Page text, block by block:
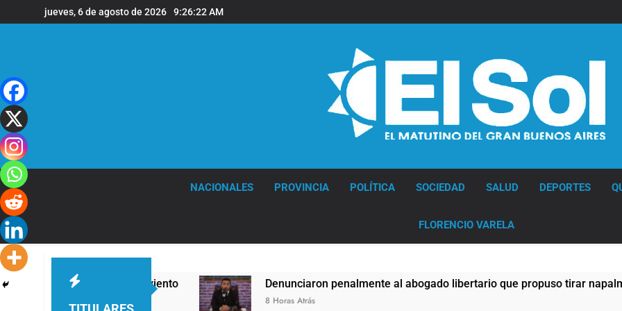
al
jueves, 6 de agosto de 2026 9:26:23 AM
NACIONALES PROVINCIA POLÍTICA SOCIEDAD SALUD DEPORTES
FLORENCIO VARELA
ráfagas de viento Denunciaron penalmente al abogado libertario que propuso tirar napalm sobre el
8 Horas Atrás